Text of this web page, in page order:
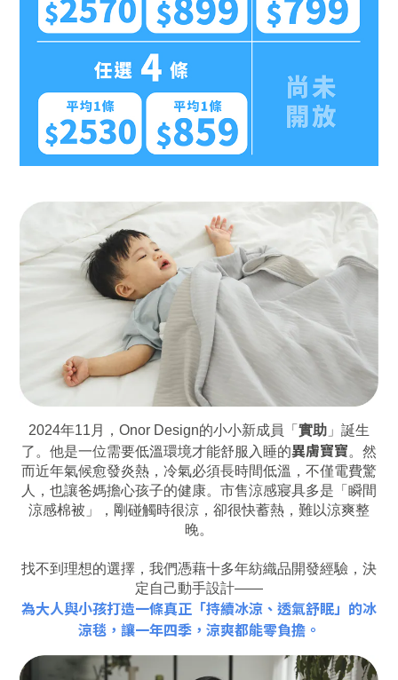
2024年11月，Onor Design的小小新成員「 實助 」誕生
了。 他是一位需要低溫環境才能舒服入睡的異膚寶寶。 然
而近年氣候愈發炎熱，冷氣必須長時間低溫，不僅電費驚
人，也讓爸媽擔心孩子的健康。 市售涼感寢具多是「瞬間
涼感棉被」，剛碰觸時很涼，卻很快蓄熱，難以涼爽整
晚。
找不到理想的選擇，我們憑藉十多年紡織品開發經驗，決
定自己動手設計——
為大人與小孩打造一條真正「持續冰涼、透氣舒眠」的冰
涼毯，讓一年四季，涼爽都能零負擔。